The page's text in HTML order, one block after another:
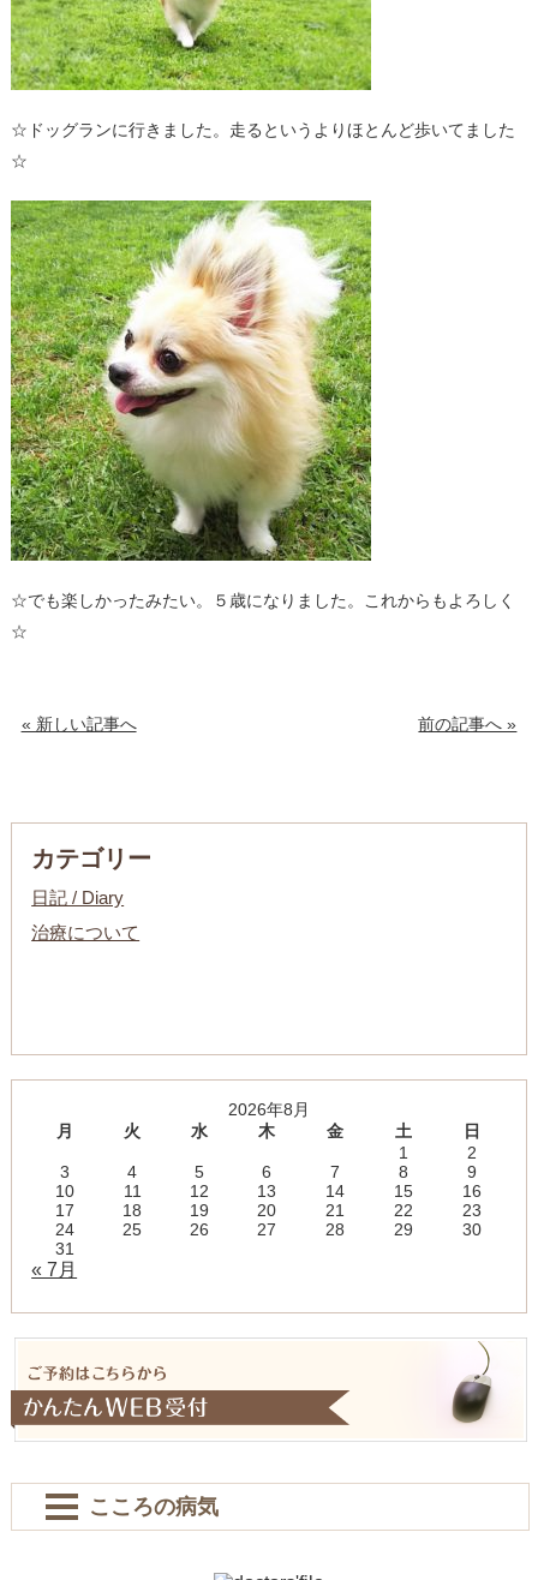
☆ドッグランに行きました。走るというよりほとんど歩いてました
☆
☆でも楽しかったみたい。５歳になりました。これからもよろしく
☆
« 新しい記事へ 前の記事へ »
カテゴリー
日記 / Diary
治療について
2026年8月
月
火 水 木 金 土
日
1
2
3
4 5 6 7 8
9
10
11 12 13 14 15
16
17
18 19 20 21 22
23
24
25 26 27 28 29
30
31
« 7月
こころの病気